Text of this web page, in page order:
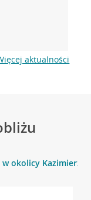
aktualności
w okolicy Kazimierza